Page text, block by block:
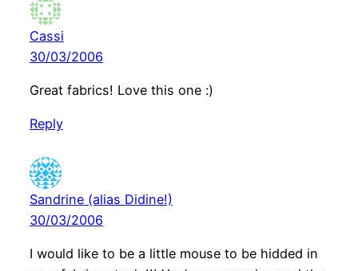
Cassi
30/03/2006
Great fabrics! Love this one :)
Reply
Sandrine (alias Didine!)
30/03/2006
I would like to be a little mouse to be hidded in